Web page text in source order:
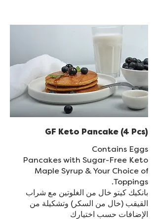
GF Keto Pancake (4 Pcs)
Pancakes with Sugar-Free Keto
Maple Syrup & Your Choice of
بانكيك كيتو خال من الغلوتين مع شراب
القيقب (خال من السكر) وتشكيلة من